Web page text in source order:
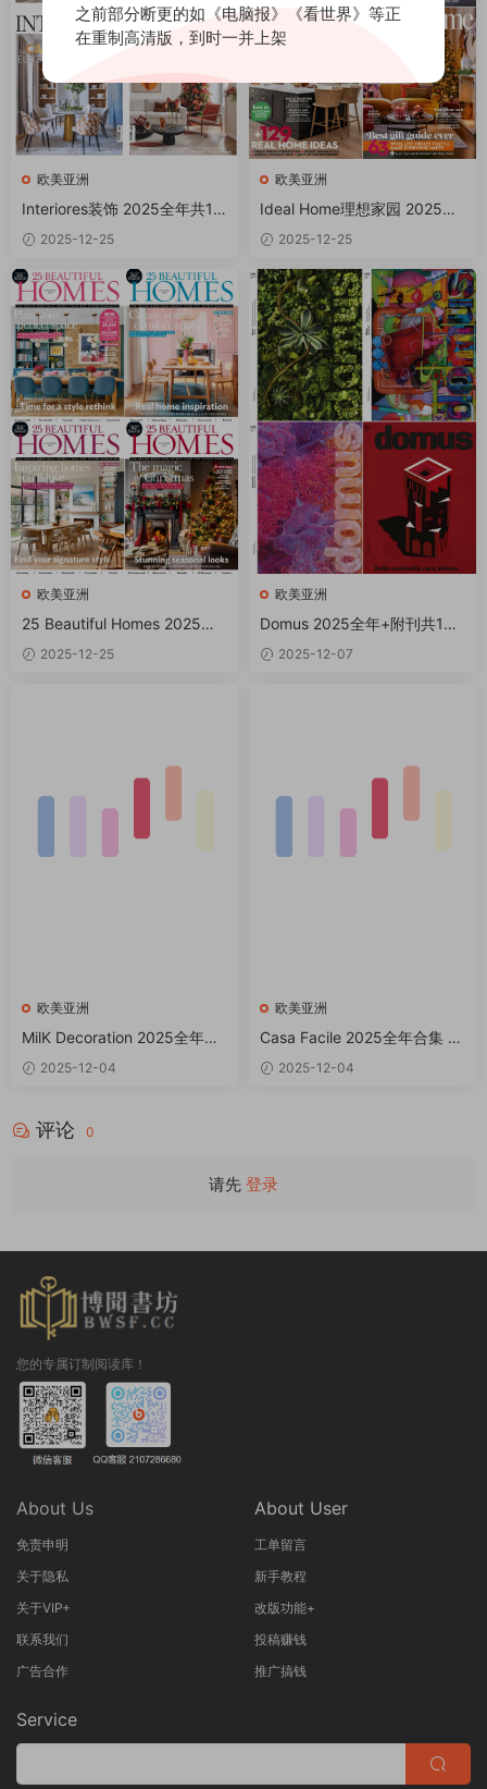
欧美亚洲
Interiores装饰 2025全年共11
本 PDF
2025-12-25
欧美亚洲
Ideal Home理想家园 2025全
年共12本 PDF
2025-12-25
欧美亚洲
25 Beautiful Homes 2025全
年共12本 PDF
2025-12-25
欧美亚洲
Domus 2025全年+附刊共14
本 PDF
2025-12-07
欧美亚洲
MilK Decoration 2025全年共
6期 PDF
2025-12-04
欧美亚洲
Casa Facile 2025全年合集 P
DF 2025-12-04
评论 0
请先 登录
您的专属订制阅读库！
About Us
免责申明
关于隐私
关于VIP+
联系我们
广告合作
About User
工单留言
新手教程
改版功能+
投稿赚钱
推广搞钱
Service
之前部分断更的如《电脑报》《看世界》等正
在重制高清版，到时一并上架